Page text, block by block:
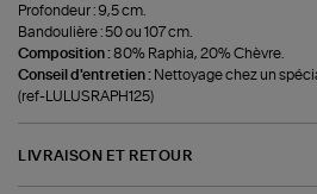
Profondeur : 9,5 cm.
Bandoulière : 50 ou 107 cm.
Composition :80% Raphia, 20% Chèvre.
Conseil d'entretien : Nettoyage chez un
(ref-LULUSRAPH125)
LIVRAISON ET RETOUR